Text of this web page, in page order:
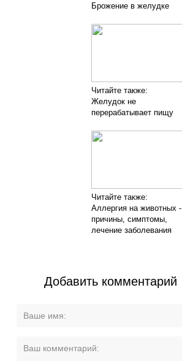
Брожение в желудке
Читайте также:
Желудок не
перерабатывает пищу
Читайте также:
Аллергия на животных -
причины, симптомы,
лечение заболевания
Добавить комментарий